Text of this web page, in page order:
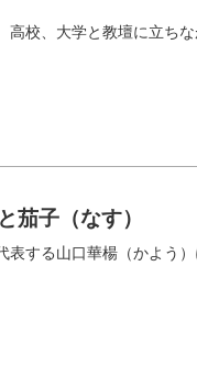
高校、大学と教壇に立ち
茄子（なす）
表する山口華楊（かよう